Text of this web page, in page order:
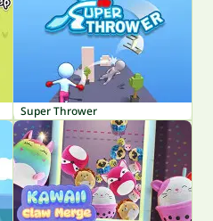
Super Thrower